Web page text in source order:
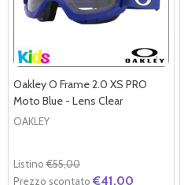
Oakley O Frame 2.0 XS PRO
Moto Blue - Lens Clear
OAKLEY
Listino €55,00
Prezzo scontato €41,00